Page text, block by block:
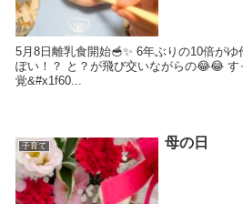
5月8日離乳食開始🥣✨ 6年ぶりの10倍が
ぽい！？ と？が飛び交いながらの😂😂
覚&#x1f60...
子育て 母の日